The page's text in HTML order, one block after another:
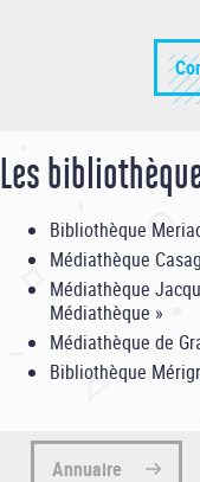
Les
Bibliothèque
Médiathèque
Médiathèque
Médiathèque »
Médiathèque de
Bibliothèque
Annuaire